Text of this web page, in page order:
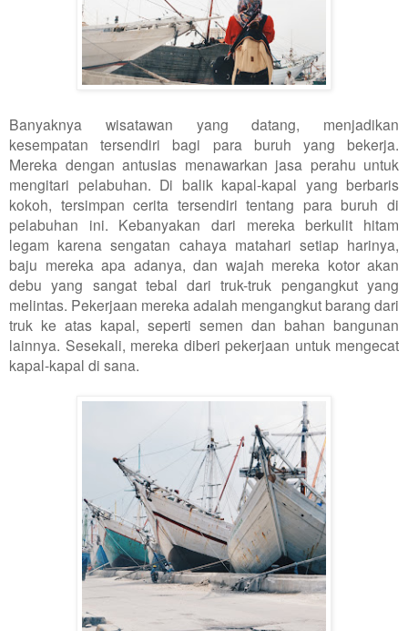
Banyaknya wisatawan yang datang, menjadikan
kesempatan tersendiri bagi para buruh yang bekerja.
Mereka dengan antusias menawarkan jasa perahu untuk
mengitari pelabuhan. Di balik kapal-kapal yang berbaris
kokoh, tersimpan cerita tersendiri tentang para buruh di
pelabuhan ini. Kebanyakan dari mereka berkulit hitam
legam karena sengatan cahaya matahari setiap harinya,
baju mereka apa adanya, dan wajah mereka kotor akan
debu yang sangat tebal dari truk-truk pengangkut yang
melintas. Pekerjaan mereka adalah mengangkut barang dari
truk ke atas kapal, seperti semen dan bahan bangunan
lainnya. Sesekali, mereka diberi pekerjaan untuk mengecat
kapal-kapal di sana.